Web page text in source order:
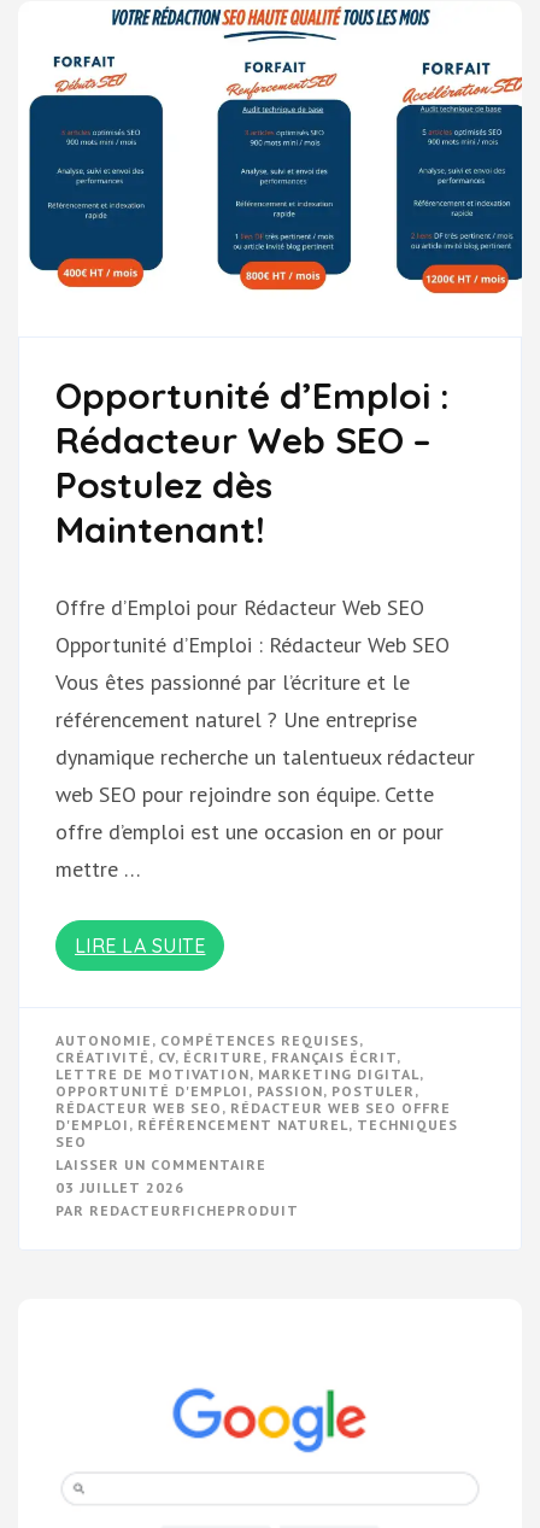
UNE
PRÉSENCE
LIGNE
PERFORMANTE
Opportunité d’Emploi :
Rédacteur Web SEO –
Postulez dès
Maintenant!
Offre d’Emploi pour Rédacteur Web SEO
Opportunité d’Emploi : Rédacteur Web SEO
Vous êtes passionné par l’écriture et le
référencement naturel ? Une entreprise
dynamique recherche un talentueux rédacteur
web SEO pour rejoindre son équipe. Cette
offre d’emploi est une occasion en or pour
mettre …
LIRE LA SUITE
AUTONOMIE , COMPÉTENCES REQUISES,
CRÉATIVITÉ , CV, ÉCRITURE , FRANÇAIS ÉCRIT,
LETTRE DE MOTIVATION, MARKETING DIGITAL,
OPPORTUNITÉ D'EMPLOI , PASSION, POSTULER ,
RÉDACTEUR WEB SEO , RÉDACTEUR WEB SEO OFFRE
D'EMPLOI , RÉFÉRENCEMENT NATUREL, TECHNIQUES
SEO
LAISSER UN COMMENTAIRE
:
03 JUILLET 2026
PAR REDACTEURFICHEPRODUIT